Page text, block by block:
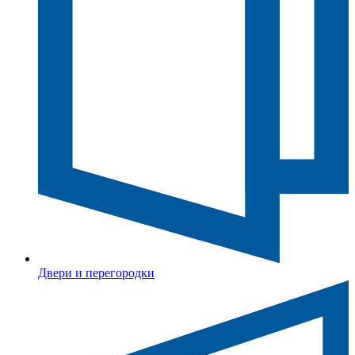
Двери и перегородки